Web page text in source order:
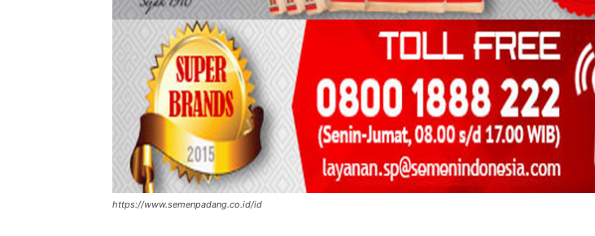
https://www.semenpadang.co.id/id